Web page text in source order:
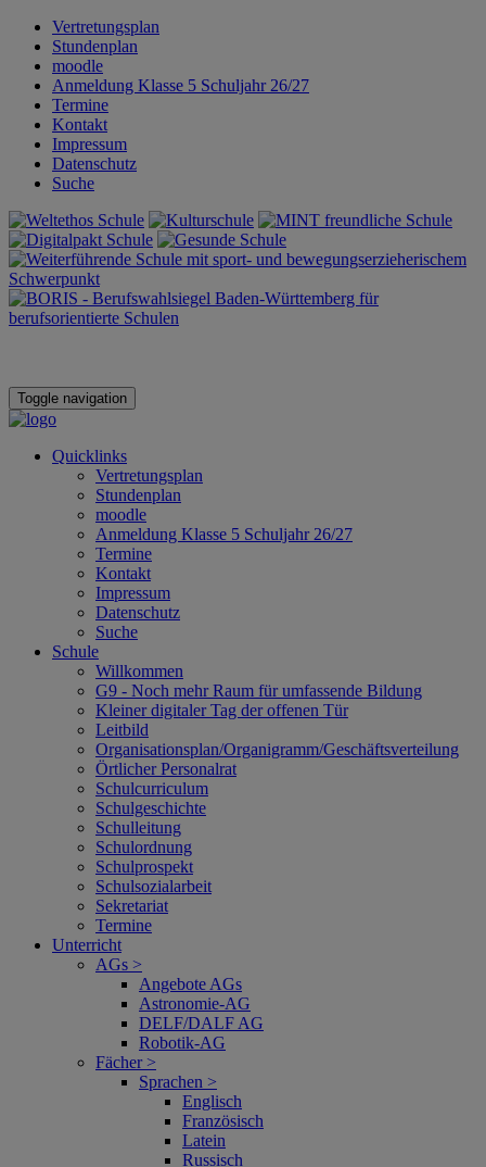
Vertretungsplan
Stundenplan
moodle
Anmeldung Klasse 5 Schuljahr 26/27
Termine
Kontakt
Impressum
Datenschutz
Suche
Toggle navigation
Quicklinks
Vertretungsplan
Stundenplan
moodle
Anmeldung Klasse 5 Schuljahr 26/27
Termine
Kontakt
Impressum
Datenschutz
Suche
Schule
Willkommen
G9 - Noch mehr Raum für umfassende Bildung
Kleiner digitaler Tag der offenen Tür
Leitbild
Organisationsplan/Organigramm/Geschäftsverteilung
Örtlicher Personalrat
Schulcurriculum
Schulgeschichte
Schulleitung
Schulordnung
Schulprospekt
Schulsozialarbeit
Sekretariat
Termine
Unterricht
AGs >
Angebote AGs
Astronomie-AG
DELF/DALF AG
Robotik-AG
Fächer >
Sprachen >
Englisch
Französisch
Latein
Russisch